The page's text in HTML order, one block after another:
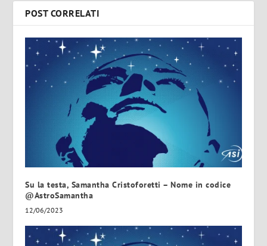
POST CORRELATI
Su la testa, Samantha Cristoforetti – Nome in codice
@AstroSamantha
12/06/2023